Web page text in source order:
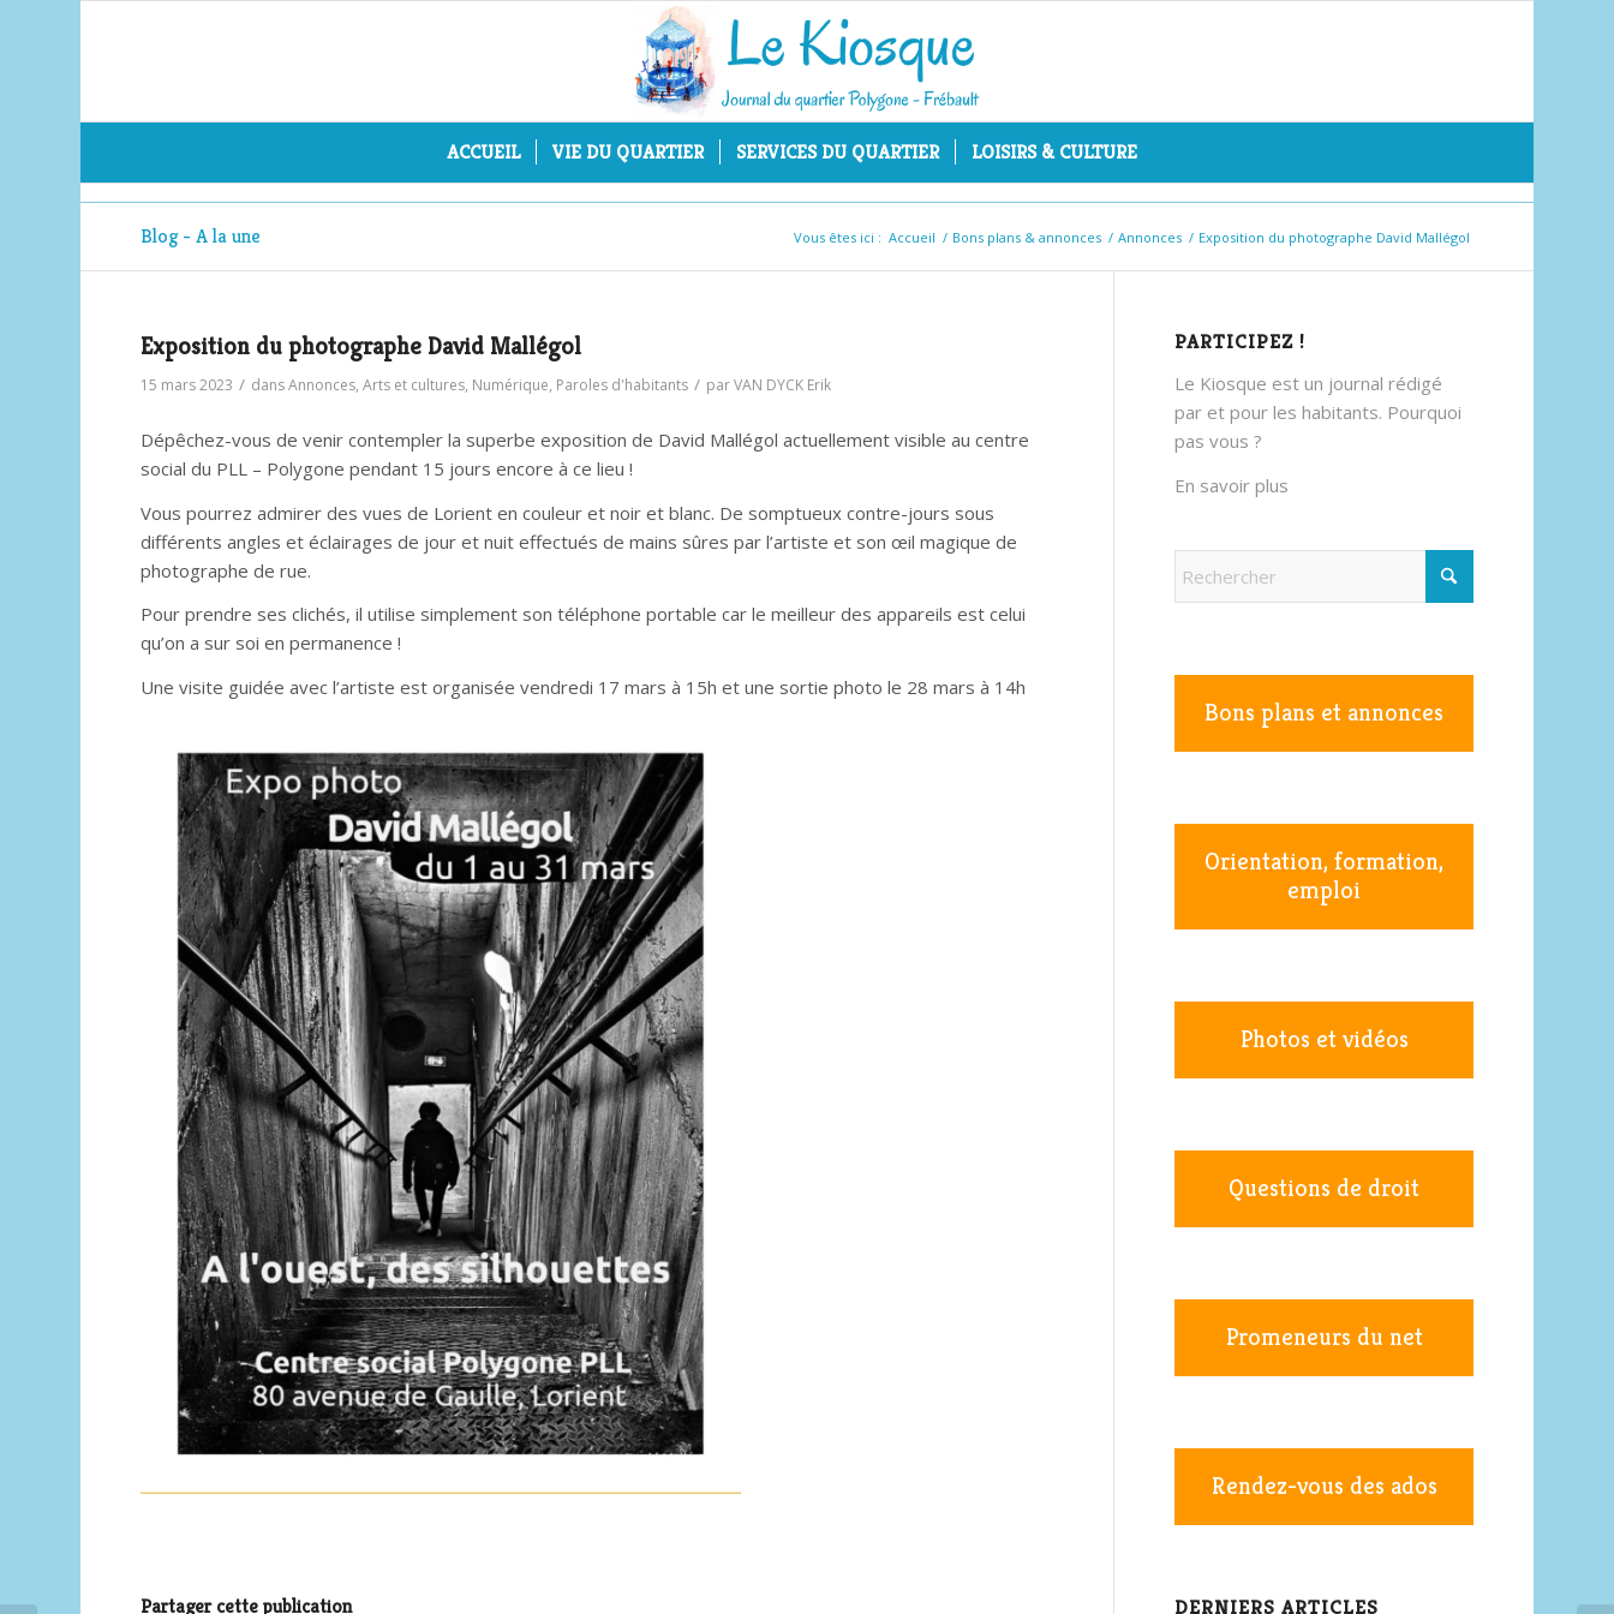
ACCUEIL VIE DU QUARTIER SERVICES DU QUARTIER LOISIRS & CULTURE
Blog - A la une Vous êtes ici : Accueil / Bons plans & annonces / Annonces / Exposition du photographe David Mallégol
Exposition du photographe David Mallégol
15 mars 2023 / dansAnnonces,Arts et cultures, Numérique, Paroles d'habitants / parVAN DYCK Erik
Dépêchez-vous de venir contempler la superbe exposition de David Mallégol actuellement visible au centre
social du PLL – Polygone pendant 15 jours encore à ce lieu !
Vous pourrez admirer des vues de Lorient en couleur et noir et blanc. De somptueux contre-jours sous
différents angles et éclairages de jour et nuit effectués de mains sûres par l’artiste et son œil magique de
photographe de rue.
Pour prendre ses clichés, il utilise simplement son téléphone portable car le meilleur des appareils est celui
qu’on a sur soi en permanence !
Une visite guidée avec l’artiste est organisée vendredi 17 mars à 15h et une sortie photo le 28 mars à 14h
Partager cette publication
PARTICIPEZ !
Le Kiosque est un journal rédigé
par et pour les habitants. Pourquoi
pas vous ?
En savoir plus
Bons plans et annonces
Orientation, formation,
emploi
Photos et vidéos
Questions de droit
Promeneurs du net
Rendez-vous des ados
DERNIERS ARTICLES